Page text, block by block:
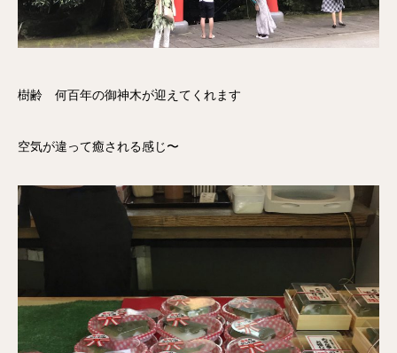
樹齢 何百年の御神木が迎えてくれます
空気が違って癒される感じ〜